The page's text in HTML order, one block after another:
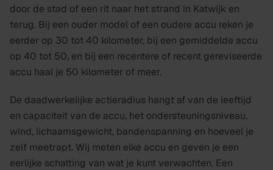
door de stad of een rit naar het strand in Katwijk en
terug. Bij een ouder model of een oudere accu reken je
eerder op 30 tot 40 kilometer, bij een gemiddelde accu
op 40 tot 50, en bij een recentere of recent gereviseerde
accu haal je 50 kilometer of meer.
De daadwerkelijke actieradius hangt af van de leeftijd
en capaciteit van de accu, het ondersteuningsniveau,
wind, lichaamsgewicht, bandenspanning en hoeveel je
zelf meetrapt. Wij meten elke accu en geven je een
eerlijke schatting van wat je kunt verwachten. Een